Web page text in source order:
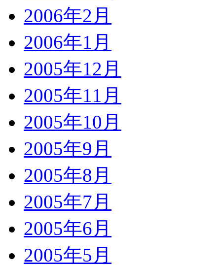
2006年2月
2006年1月
2005年12月
2005年11月
2005年10月
2005年9月
2005年8月
2005年7月
2005年6月
2005年5月